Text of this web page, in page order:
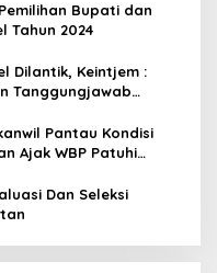
Bupati dan
Tahun 2024
Dilantik, Keintjem :
Tanggungjawab
Pantau Kondisi
Ajak WBP Patuhi
Dan Seleksi